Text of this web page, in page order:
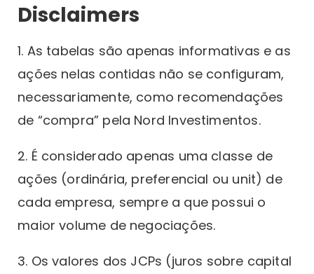
Disclaimers
1. As tabelas são apenas informativas e as
ações nelas contidas não se configuram,
necessariamente, como recomendações
de “compra” pela Nord Investimentos.
2. É considerado apenas uma classe de
ações (ordinária, preferencial ou unit) de
cada empresa, sempre a que possui o
maior volume de negociações.
3. Os valores dos JCPs (juros sobre capital